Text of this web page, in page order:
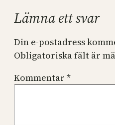
Lämna ett svar
Din e-postadress
Obligatoriska fält är
Kommentar *